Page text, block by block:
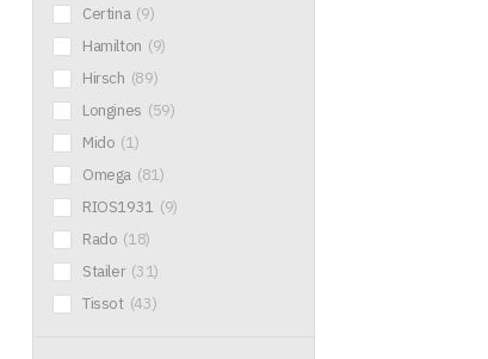
Certina (9)
Hamilton (9)
Hirsch (89)
Longines (59)
Mido (1)
Omega (81)
RIOS1931 (9)
Rado (18)
Stailer (31)
Tissot (43)